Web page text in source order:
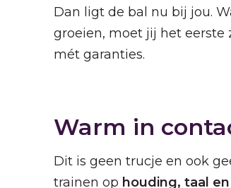
Dan ligt de bal nu bij jou.
groeien, moet jij het eerste
mét garanties.
Warm in
Dit is geen trucje en ook
trainen op houding, taal